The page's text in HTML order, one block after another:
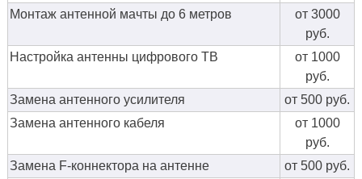
Монтаж антенной мачты до 6 метров
от 3000
руб.
Настройка антенны цифрового ТВ
от 1000
руб.
Замена антенного усилителя
от 500 руб.
Замена антенного кабеля
от 1000
руб.
Замена F-коннектора на антенне
от 500 руб.